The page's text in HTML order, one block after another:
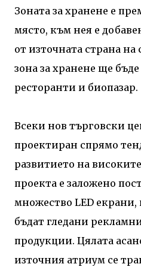
Зоната за хранене е
място, към нея е
от източната страна на
зона за хранене ще бъде
ресторанти и биопазар.
Всеки нов търговски
проектиран спрямо
развитието на
проекта е заложено
множество LED екрани,
бъдат гледани
продукции. Цялата
източния атриум се